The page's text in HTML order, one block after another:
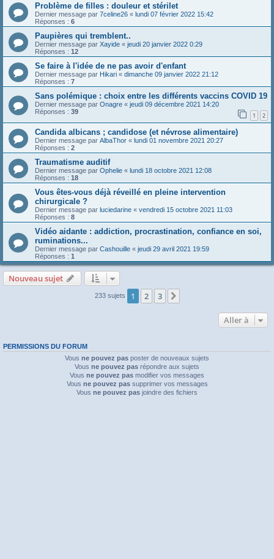
Problème de filles : douleur et stérilet
Dernier message par 7celine26 « lundi 07 février 2022 15:42
Réponses : 6
Paupières qui tremblent..
Dernier message par Xayide « jeudi 20 janvier 2022 0:29
Réponses : 12
Se faire à l'idée de ne pas avoir d'enfant
Dernier message par Hikari « dimanche 09 janvier 2022 21:12
Réponses : 7
Sans polémique : choix entre les différents vaccins COVID 19
Dernier message par Onagre « jeudi 09 décembre 2021 14:20
Réponses : 39 1 2
Candida albicans ; candidose (et névrose alimentaire)
Dernier message par AlbaThor « lundi 01 novembre 2021 20:27
Réponses : 2
Traumatisme auditif
Dernier message par Ophelie « lundi 18 octobre 2021 12:08
Réponses : 18
Vous êtes-vous déjà réveillé en pleine intervention
chirurgicale ?
Dernier message par luciedarine « vendredi 15 octobre 2021 11:03
Réponses : 8
Vidéo aidante : addiction, procrastination, confiance en soi,
ruminations...
Dernier message par Cashouille « jeudi 29 avril 2021 19:59
Réponses : 1
Nouveau sujet
233 sujets 1 2 3
Aller à
PERMISSIONS DU FORUM
Vous ne pouvez pas poster de nouveaux sujets
Vous ne pouvez pas répondre aux sujets
Vous ne pouvez pas modifier vos messages
Vous ne pouvez passupprimer vos messages
Vous ne pouvez pas joindre des fichiers